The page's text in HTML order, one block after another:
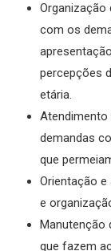
Organização
com os
percepções
etária.
demandas
que
Orientação
e
Manutenção
que fazem